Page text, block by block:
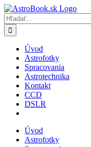
Skip
to
content
Hľadať:
Úvod
Astrofotky
Spracovania
Astrotechnika
Kontakt
CCD
DSLR
Úvod
Astrofotky